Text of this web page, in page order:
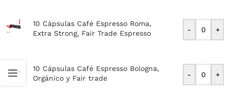
10 Cápsulas Café Espresso Roma,
Extra Strong, Fair Trade Espresso
- +
10 Cápsulas Café Espresso Bologna,
Orgánico y Fair trade
- +